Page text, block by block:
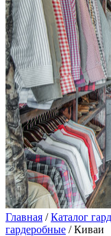
Главная /Каталог
гардеробные / Киваи